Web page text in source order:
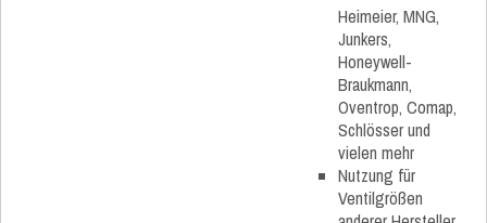
Heimeier, MNG,
Junkers,
Honeywell-
Braukmann,
Oventrop, Comap,
Schlösser und
vielen mehr
Nutzung für
Ventilgrößen